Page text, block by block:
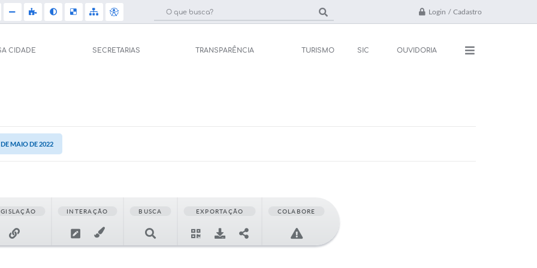
Login / Cadastro
CIDADE SECRETARIAS TRANSPARÊNCIA TURISMO SIC OUVIDORIA
de Saúde
Jornal
Agenda
MAIO DE 2022
INTERAÇÃO BUSCA EXPORTAÇÃO COLABORE